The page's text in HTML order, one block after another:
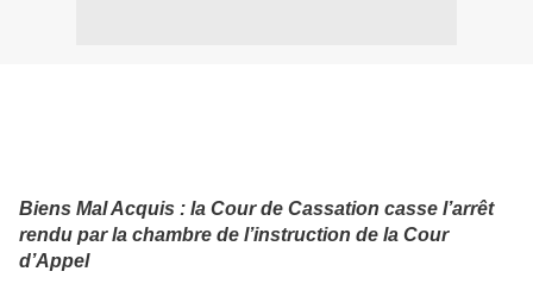
Biens Mal Acquis : la Cour de Cassation casse l’arrêt
rendu par la chambre de l’instruction de la Cour
d’Appel